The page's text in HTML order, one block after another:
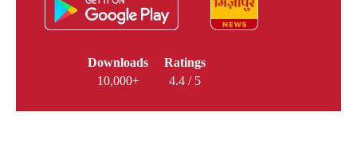
Downloads
10,000+
Ratings
4.4 / 5